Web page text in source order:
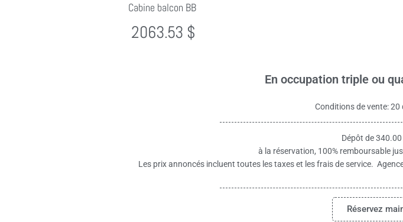
Cabine balcon BB
2063.53 $
En occupation triple ou
Conditions de vente: 20
Dépôt de
à la réservation, 100% remboursable
Les prix annoncés incluent toutes les taxes et les frais de service.
Réservez